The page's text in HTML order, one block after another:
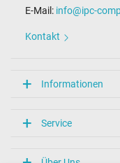
Länge / Breite / Höhe
Überlast-,
CCC
PSE
E-Mail: info@ipc-
Kontakt
Informationen
Service